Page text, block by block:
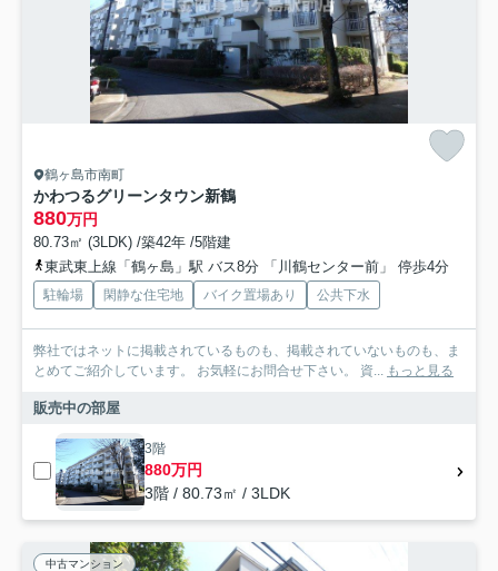
鶴ヶ島市南町
かわつるグリーンタウン新鶴
880万円
80.73㎡ (3LDK) /築42年 /5階建
東武東上線「鶴ヶ島」駅 バス8分 「川鶴センター前」 停歩4分
駐輪場 閑静な住宅地 バイク置場あり 公共下水
弊社ではネットに掲載されているものも、掲載されていないものも、ま
とめてご紹介しています。 お気軽にお問合せ下さい。 資... もっと見る
販売中の部屋
3階
880万円
3階 / 80.73㎡ / 3LDK
中古マンション